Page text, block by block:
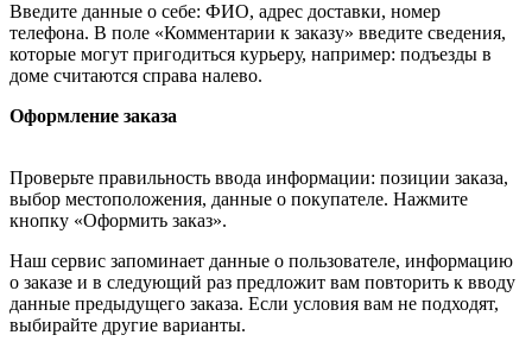
Введите данные о себе: ФИО, адрес доставки, номер
телефона. В поле «Комментарии к заказу» введите сведения,
которые могут пригодиться курьеру, например: подъезды в
доме считаются справа налево.
Оформление заказа
Проверьте правильность ввода информации: позиции заказа,
выбор местоположения, данные о покупателе. Нажмите
кнопку «Оформить заказ».
Наш сервис запоминает данные о пользователе, информацию
о заказе и в следующий раз предложит вам повторить к вводу
данные предыдущего заказа. Если условия вам не подходят,
выбирайте другие варианты.